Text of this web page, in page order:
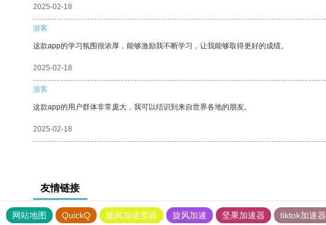
2025-02-18
游客
这款app的学习氛围很浓厚，能够激励我不断学习，让我能够取得更好的成绩。
2025-02-18
游客
这款app的用户群体非常庞大，我可以结识到来自世界各地的朋友。
2025-02-18
友情链接
网站地图 QuickQ 旋风加速度器 旋风加速 坚果加速器 tiktok加速器